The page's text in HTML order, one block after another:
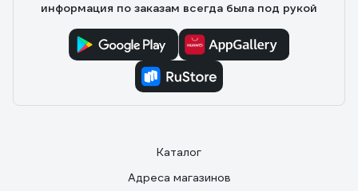
информация по заказам всегда была под рукой
Каталог
Адреса магазинов